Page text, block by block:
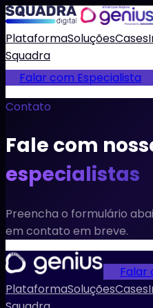
PlataformaSoluçõesCases
Squadra
Falar com Especialista
Contato
Fale com
especialistas
Preencha o formulário
em contato em breve.
Falar
PlataformaSoluçõesCases